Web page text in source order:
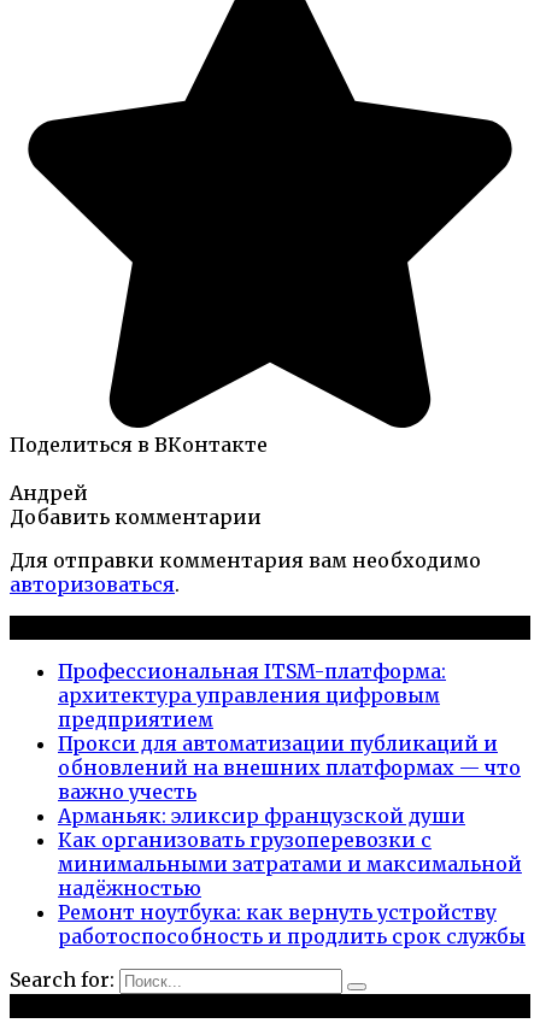
Поделиться в ВКонтакте
Андрей
Добавить комментарии
Для отправки комментария вам необходимо
авторизоваться.
Профессиональная ITSM-платформа:
архитектура управления цифровым
предприятием
Прокси для автоматизации публикаций и
обновлений на внешних платформах — что
важно учесть
Арманьяк: эликсир французской души
Как организовать грузоперевозки с
минимальными затратами и максимальной
надёжностью
Ремонт ноутбука: как вернуть устройству
работоспособность и продлить срок службы
Search for: